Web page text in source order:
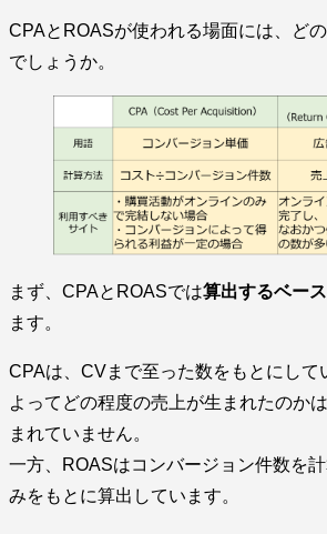
CPAとROASが使われる場面には、ど
でしょうか。
まず、CPAとROASでは算出するベー
ます。
CPAは、CVまで至った数をもとにして
よってどの程度の売上が生まれたのか
まれていません。
一方、ROASはコンバージョン件数を
みをもとに算出しています。